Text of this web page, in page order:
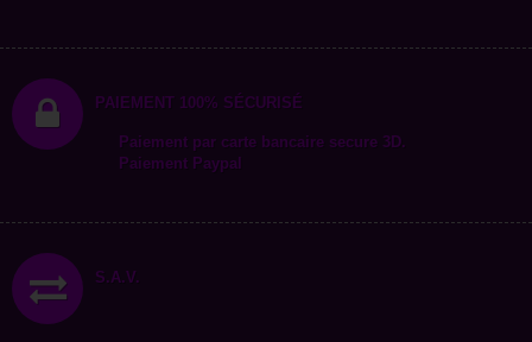
PAIEMENT 100% SÉCURISÉ
Paiement par carte bancaire secure 3D.
Paiement Paypal
S.A.V.